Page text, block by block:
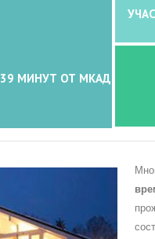
39 МИНУТ ОТ МКАД